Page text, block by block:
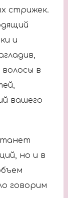
стрижек.
и
волосы в
вашего
но и в
говорим